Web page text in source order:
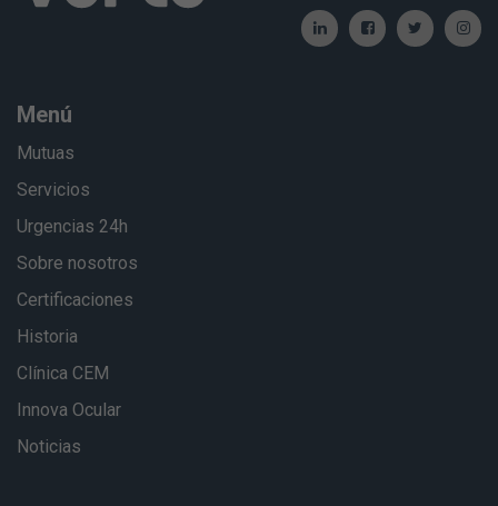
Menú
Mutuas
Servicios
Urgencias 24h
Sobre nosotros
Certificaciones
Historia
Clínica CEM
Innova Ocular
Noticias